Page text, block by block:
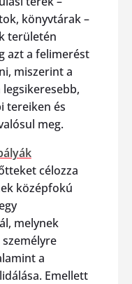
könyvtárak –
területén
azt a felimerést
miszerint a
tereiken és
meg.
célozza
középfokú
melynek
a
Emellett